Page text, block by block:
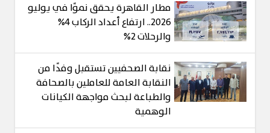
مطار القاهرة يحقق نموًا في يوليو
2026.. ارتفاع أعداد الركاب 4%
والرحلات 2%
نقابة الصحفيين تستقبل وفدًا من
النقابة العامة للعاملين بالصحافة
والطباعة لبحث مواجهة الكيانات
الوهمية